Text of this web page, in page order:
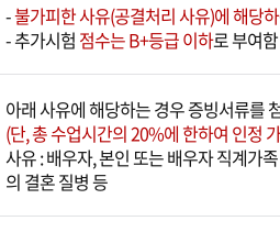
-불가피한 사유(공결처리 사유)에 해당
- 추가시험 점수는 B+등급 이하로 부여함
아래 사유에 해당하는 경우 증빙서류를
(단, 총 수업시간의 20%에 한하여 인정
사유 : 배우자, 본인 또는 배우자 직계가
의 결혼 질병 등